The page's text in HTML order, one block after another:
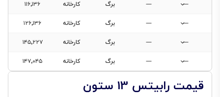
دسته‌بندی
ندارد.
—
— برگ کارخانه ۱۱۶٬۱۳۶
—
— برگ کارخانه ۱۲۶٬۱۳۶
—
— برگ کارخانه ۱۴۵٬۲۲۷
—
— برگ کارخانه ۱۴۷٬۰۴۵
قیمت رابیتس 13 ستون